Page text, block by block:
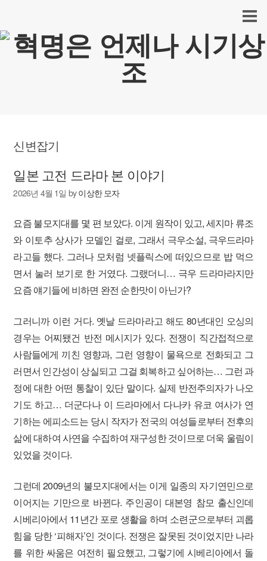
신변잡기
일본 고전 드라마 본 이야기
2026년 4월 1일 by이상한 모자
요즘 불모지대를 몇 편 보았다. 이게 원작이 있고, 세지마 류조
와 이토추 상사가 모델인 걸로, 그래서 극우소설, 극우드라마
라고들 했다. 그러나 모처럼 넷플릭스에 떠있으므로 밥 먹으
면서 눌러 보기로 한 거였다. 그랬더니… 극우 드라마라지만
요즘 얘기들에 비하면 완전 순한맛이 아닌가?
그러니까 이런 거다. 옛날 드라마라고 해도 80년대인 오싱의
경우는 어찌됐건 반전 메시지가 있다. 전쟁이 직간접적으로
사람들에게 끼친 영향과, 그런 영향이 물욕으로 전화되고 그
러면서 인간성이 상실되고 그걸 회복하고 싶어하는… 그런 과
정에 대한 어떤 통찰이 있단 말이다. 실제 반전주의자가 나오
기도 하고… 더군다나 이 드라마에서 다나카 유코 여사가 연
기하는 에피소드는 당시 작자가 전국의 여성들로부터 전후의
삶에 대하여 사연을 수집하여 재구성한 것이므로 더욱 울림이
있었을 것이다.
그런데 2009년의 불모지대에서는 이게 일종의 자기연민으로
이어지는 기만으로 바뀐다. 주인공이 대본영 참모 출신인데
시베리아에서 11년간 포로 생활을 하며 소련군으로부터 괴롭
힘을 당한 ‘피해자’인 것이다. 전쟁은 잘못된 것이었지만 나라
를 위한 싸움은 여전히 필요했고, 그렇기에 시베리아에서 돌